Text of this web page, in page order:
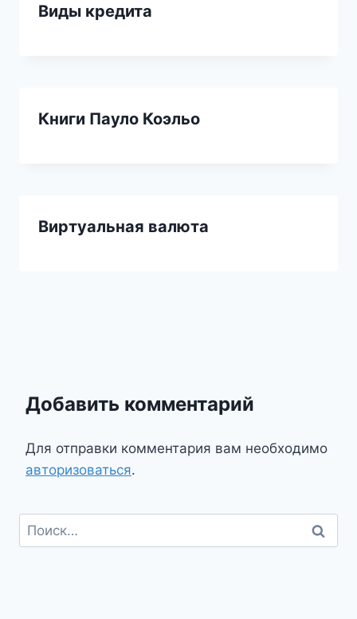
Виды кредита
Книги Пауло Коэльо
Виртуальная валюта
Добавить комментарий
Для отправки комментария вам необходимо
авторизоваться.
Найти: